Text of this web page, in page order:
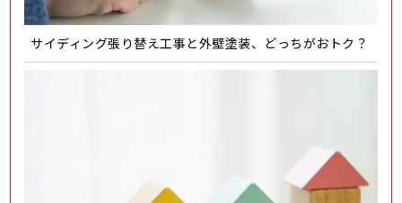
サイディング張り替え工事と外壁塗装、どっちがおトク？